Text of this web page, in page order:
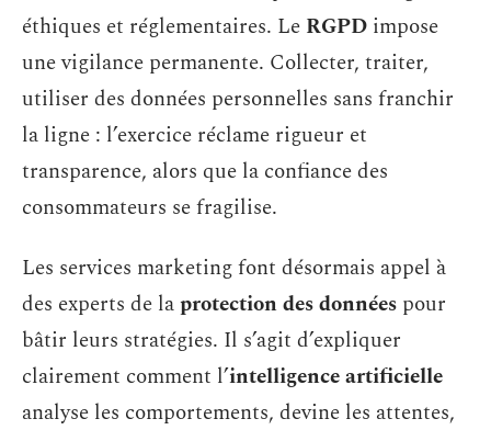
éthiques et réglementaires. Le RGPD impose
une vigilance permanente. Collecter, traiter,
utiliser des données personnelles sans franchir
la ligne : l’exercice réclame rigueur et
transparence, alors que la confiance des
consommateurs se fragilise.
Les services marketing font désormais appel à
des experts de laprotection des données pour
bâtir leurs stratégies. Il s’agit d’expliquer
clairement comment l’intelligence artificielle
analyse les comportements, devine les attentes,